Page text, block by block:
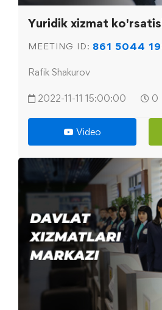
Yuridik xizmat
MEETING ID: 861 5044
Rafik Shakurov
2022-11-11 15:00:00 0
Video